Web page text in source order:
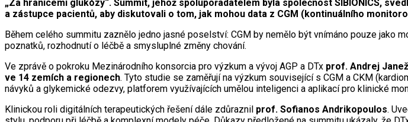
„Za hranicemi glukózy“. Summit, jehož spolupořadatelem byla společnost SIBIONICS,
a zástupce pacientů, aby diskutovali o tom, jak mohou data z CGM (kontinuálního
Během celého summitu zaznělo jedno jasné poselství: CGM by nemělo být vnímáno pouze jako
poznatků, rozhodnutí o léčbě a smysluplné změny chování.
Ve zprávě o pokroku Mezinárodního konsorcia pro výzkum a vývoj AGP a DTx prof. Andrej Janež
ve 14 zemích a regionech. Tyto studie se zaměřují na výzkum související s CGM a CKM
návyků a glykemické odezvy, platforem využívajících umělou inteligenci a aplikací pro klinické
Klinickou roli digitálních terapeutických řešení dále zdůraznil prof. Sofianos Andrikopoulos.